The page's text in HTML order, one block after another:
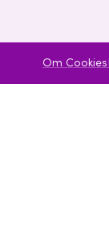
Om Cookies